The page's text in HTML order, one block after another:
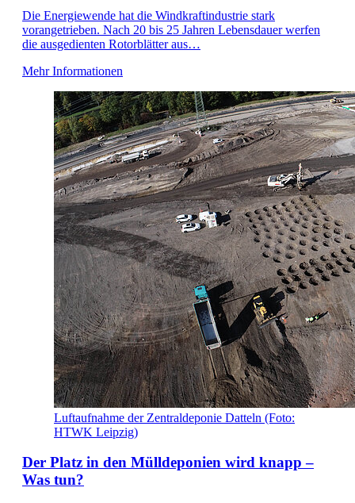
Die Energiewende hat die Windkraftindustrie stark
vorangetrieben. Nach 20 bis 25 Jahren Lebensdauer werfen
die ausgedienten Rotorblätter aus…
Mehr Informationen
Luftaufnahme der Zentraldeponie Datteln (Foto:
HTWK Leipzig)
Der Platz in den Mülldeponien wird knapp –
Was tun?